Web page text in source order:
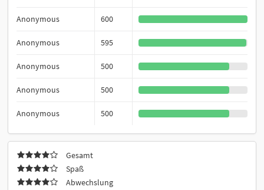
Anonymous 600
Anonymous 595
Anonymous 500
Anonymous 500
Anonymous 500
Gesamt
Spaß
Abwechslung